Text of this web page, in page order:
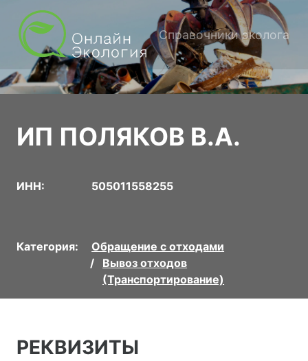
Справочники эколога
ИП ПОЛЯКОВ В.А.
ИНН: 505011558255
Категория:
Обращение с отходами
Вывоз отходов
(Транспортирование)
РЕКВИЗИТЫ